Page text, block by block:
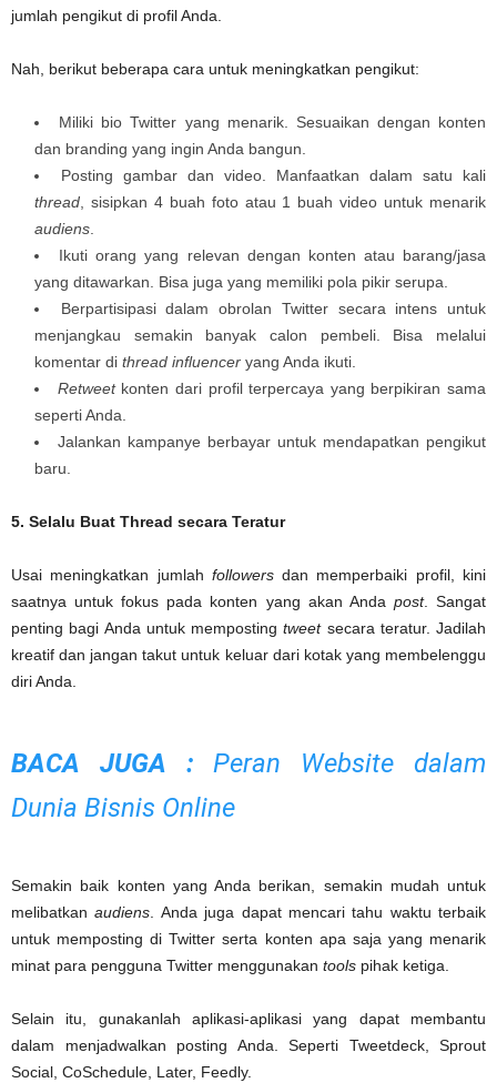
jumlah pengikut di profil Anda.
Nah, berikut beberapa cara untuk meningkatkan pengikut:
Miliki bio Twitter yang menarik. Sesuaikan dengan konten
dan branding yang ingin Anda bangun.
Posting gambar dan video. Manfaatkan dalam satu kali
thread , sisipkan 4 buah foto atau 1 buah video untuk menarik
audiens
Ikuti orang yang relevan dengan konten atau barang/jasa
yang ditawarkan. Bisa juga yang memiliki pola pikir serupa.
Berpartisipasi dalam obrolan Twitter secara intens untuk
menjangkau semakin banyak calon pembeli. Bisa melalui
komentar di thread influencer yang Anda ikuti.
Retweetkonten dari profil terpercaya yang berpikiran sama
seperti Anda.
Jalankan kampanye berbayar untuk mendapatkan pengikut
baru.
5. Selalu Buat Thread secara Teratur
Usai meningkatkan jumlah followersdan memperbaiki profil, kini
saatnya untuk fokus pada konten yang akan Anda post. Sangat
penting bagi Anda untuk mempostingtweetsecara teratur. Jadilah
kreatif dan jangan takut untuk keluar dari kotak yang membelenggu
diri Anda.
BACA JUGA :
Peran Website dalam
Dunia Bisnis Online
Semakin baik konten yang Anda berikan, semakin mudah untuk
melibatkanaudiens . Anda juga dapat mencari tahu waktu terbaik
untuk memposting di Twitter serta konten apa saja yang menarik
minat para pengguna Twitter menggunakan tools pihak ketiga.
Selain itu, gunakanlah aplikasi-aplikasi yang dapat membantu
dalam menjadwalkan posting Anda. Seperti Tweetdeck, Sprout
Social, CoSchedule, Later, Feedly.